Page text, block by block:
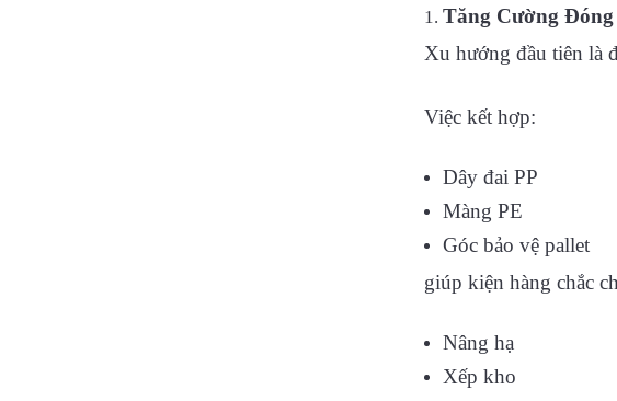
Tăng Cường
Xu hướng đầu tiên là
Việc kết hợp:
Dây đai PP
Màng PE
Góc bảo vệ pallet
giúp kiện hàng chắc
Nâng hạ
Xếp kho